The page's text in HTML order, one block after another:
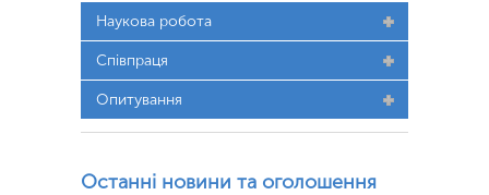
Наукова робота
Співпраця
Опитування
Останні новини та оголошення